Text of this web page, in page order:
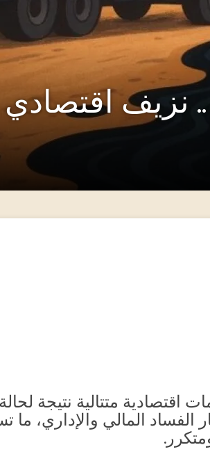
نزيف
اقتصادية متتالية نتيجة
الفساد المالي والإداري،